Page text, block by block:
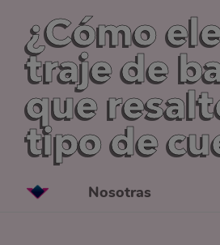
¿Cómo
traje de
que
tipo de
Nosotras